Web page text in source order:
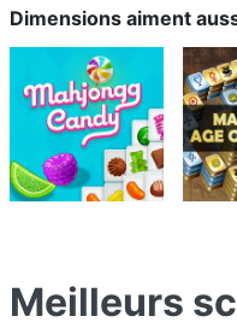
Dimensions aiment
Meilleurs